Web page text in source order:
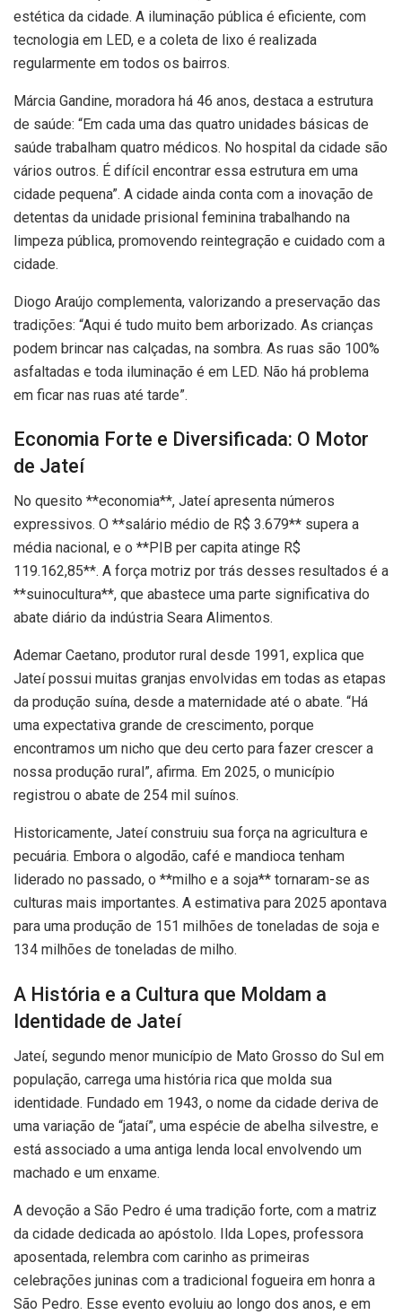
estética da cidade. A iluminação pública é eficiente, com
tecnologia em LED, e a coleta de lixo é realizada
regularmente em todos os bairros.
Márcia Gandine, moradora há 46 anos, destaca a estrutura
de saúde: “Em cada uma das quatro unidades básicas de
saúde trabalham quatro médicos. No hospital da cidade são
vários outros. É difícil encontrar essa estrutura em uma
cidade pequena”. A cidade ainda conta com a inovação de
detentas da unidade prisional feminina trabalhando na
limpeza pública, promovendo reintegração e cuidado com a
cidade.
Diogo Araújo complementa, valorizando a preservação das
tradições: “Aqui é tudo muito bem arborizado. As crianças
podem brincar nas calçadas, na sombra. As ruas são 100%
asfaltadas e toda iluminação é em LED. Não há problema
em ficar nas ruas até tarde”.
Economia Forte e Diversificada: O Motor
de Jateí
No quesito **economia**, Jateí apresenta números
expressivos. O **salário médio de R$ 3.679** supera a
média nacional, e o **PIB per capita atinge R$
119.162,85**. A força motriz por trás desses resultados é a
**suinocultura**, que abastece uma parte significativa do
abate diário da indústria Seara Alimentos.
Ademar Caetano, produtor rural desde 1991, explica que
Jateí possui muitas granjas envolvidas em todas as etapas
da produção suína, desde a maternidade até o abate. “Há
uma expectativa grande de crescimento, porque
encontramos um nicho que deu certo para fazer crescer a
nossa produção rural”, afirma. Em 2025, o município
registrou o abate de 254 mil suínos.
Historicamente, Jateí construiu sua força na agricultura e
pecuária. Embora o algodão, café e mandioca tenham
liderado no passado, o **milho e a soja** tornaram-se as
culturas mais importantes. A estimativa para 2025 apontava
para uma produção de 151 milhões de toneladas de soja e
134 milhões de toneladas de milho.
A História e a Cultura que Moldam a
Identidade de Jateí
Jateí, segundo menor município de Mato Grosso do Sul em
população, carrega uma história rica que molda sua
identidade. Fundado em 1943, o nome da cidade deriva de
uma variação de “jataí”, uma espécie de abelha silvestre, e
está associado a uma antiga lenda local envolvendo um
machado e um enxame.
A devoção a São Pedro é uma tradição forte, com a matriz
da cidade dedicada ao apóstolo. Ilda Lopes, professora
aposentada, relembra com carinho as primeiras
celebrações juninas com a tradicional fogueira em honra a
São Pedro. Esse evento evoluiu ao longo dos anos, e em